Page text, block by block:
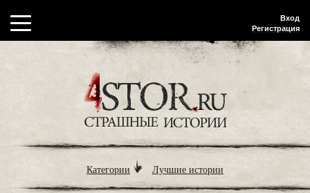
Вход
Регистрация
Категории Лучшие истории